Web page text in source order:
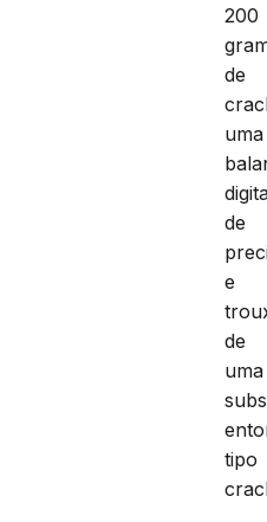
200
de
uma
de
e
de
uma
tipo